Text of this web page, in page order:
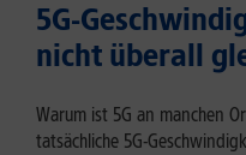
5G-
nicht überall
Warum ist 5G an manchen
tatsächliche 5G-